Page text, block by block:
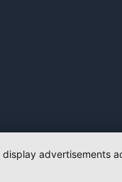
advertisements